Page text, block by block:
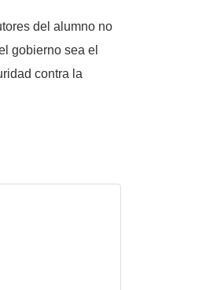
del alumno no
gobierno sea el
contra la